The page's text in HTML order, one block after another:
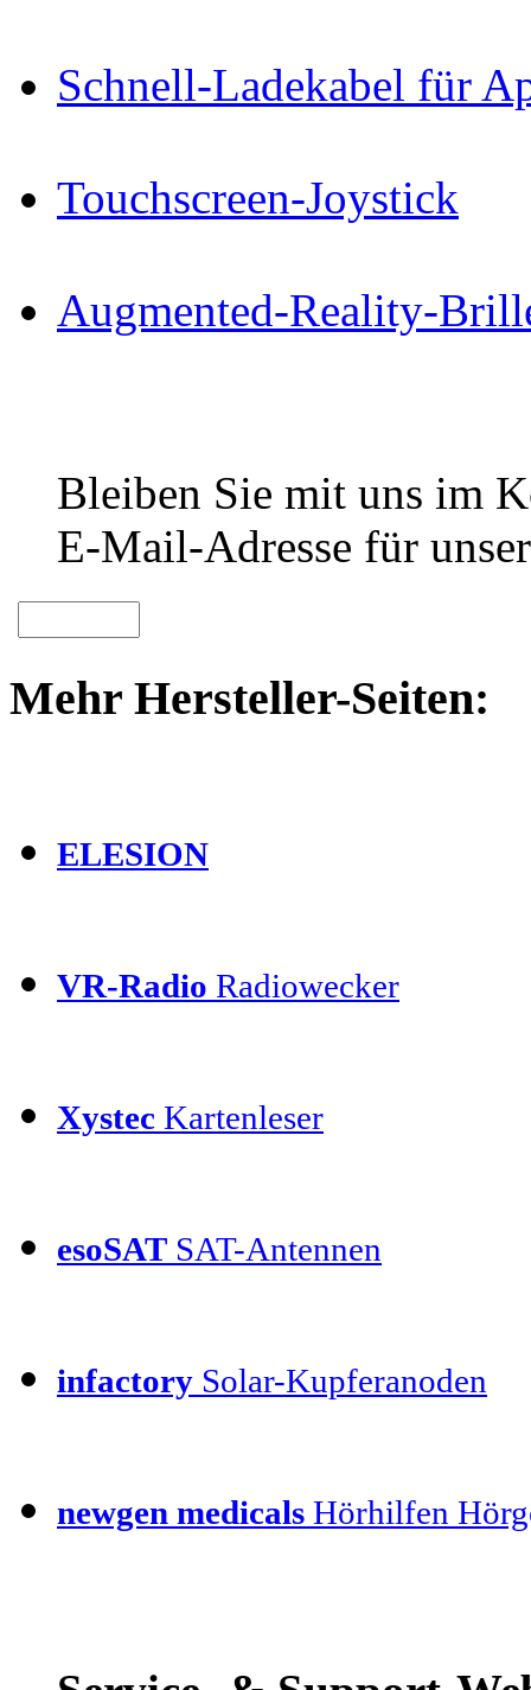
Schnell-Ladekabel für
Touchscreen-Joystick
Augmented-Reality-
Bleiben Sie mit uns im
E-Mail-Adresse für
Mehr Hersteller-Seiten:
ELESION
VR-Radio Radiowecker
Xystec Kartenleser
esoSAT SAT-Antennen
infactory Solar-Kupferanoden
newgen medicals Hörhilfen